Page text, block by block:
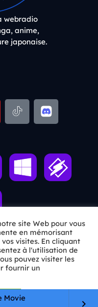
Movie
keyboard_arrow_right
webradio
anime,
japonaise.
site Web pour vous
en mémorisant
visites. En cliquant
à l'utilisation de
pouvez visiter les
fournir un